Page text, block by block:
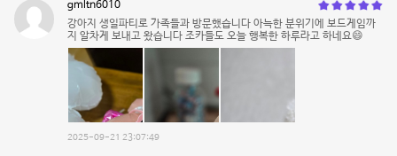
gmltn6010
강아지 생일파티로 가족들과 방문했습니다 아늑한 분위기에 보드게임까
지 알차게 보내고 왔습니다 조카들도 오늘 행복한 하루라고 하네요😄
2025-09-21 23:07:49